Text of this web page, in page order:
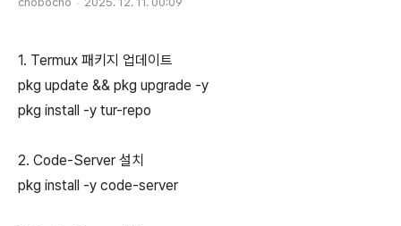
1. Termux 패키지 업데이트
pkg update && pkg upgrade -y
pkg install -y tur-repo
2. Code-Server 설치
pkg install -y code-server